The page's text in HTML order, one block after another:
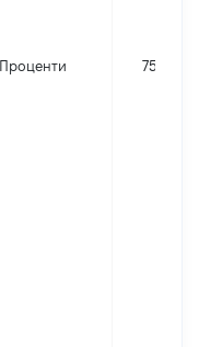
Проценти 756